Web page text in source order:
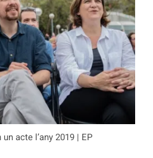
acte l’any 2019 | EP